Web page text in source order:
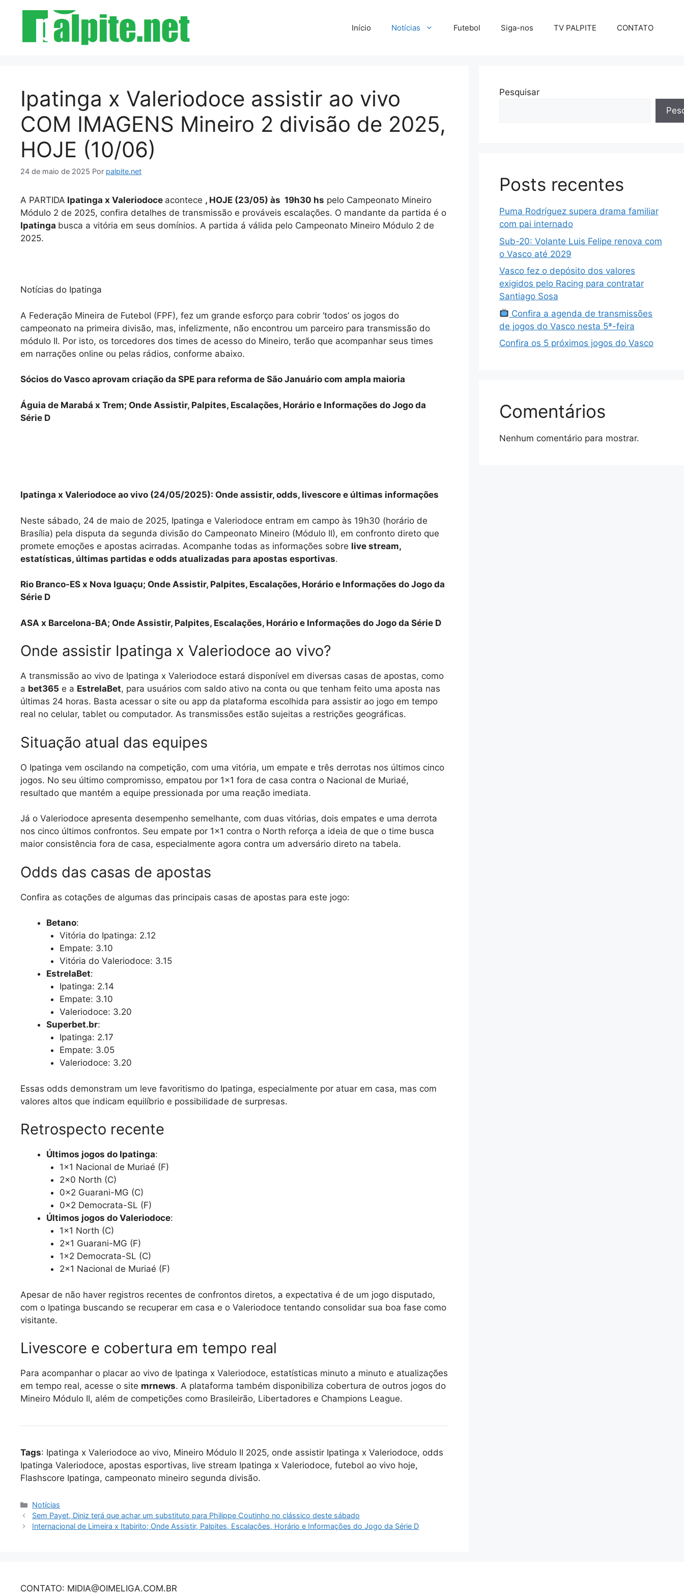
conteúdo
Início Notícias Futebol Siga-nos TV PALPITE CONTATO
Ipatinga x Valeriodoce assistir ao vivo
COM IMAGENS Mineiro 2 divisão de 2025,
HOJE (10/06)
24 de maio de 2025 Por palpite.net
A PARTIDA Ipatinga x Valeriodoce acontece , HOJE (23/05) às 19h30 hs pelo Campeonato Mineiro
Módulo 2 de 2025, confira detalhes de transmissão e prováveis escalações. O mandante da partida é o
Ipatinga busca a vitória em seus domínios. A partida á válida pelo Campeonato Mineiro Módulo 2 de
2025.
Notícias do Ipatinga
A Federação Mineira de Futebol (FPF), fez um grande esforço para cobrir ‘todos’ os jogos do
campeonato na primeira divisão, mas, infelizmente, não encontrou um parceiro para transmissão do
módulo II. Por isto, os torcedores dos times de acesso do Mineiro, terão que acompanhar seus times
em narrações online ou pelas rádios, conforme abaixo.
Sócios do Vasco aprovam criação da SPE para reforma de São Januário com ampla maioria
Águia de Marabá x Trem; Onde Assistir, Palpites, Escalações, Horário e Informações do Jogo da
Série D
Ipatinga x Valeriodoce ao vivo (24/05/2025): Onde assistir, odds, livescore e últimas informações
Neste sábado, 24 de maio de 2025, Ipatinga e Valeriodoce entram em campo às 19h30 (horário de
Brasília) pela disputa da segunda divisão do Campeonato Mineiro (Módulo II), em confronto direto que
promete emoções e apostas acirradas. Acompanhe todas as informações sobre live stream,
estatísticas, últimas partidas e odds atualizadas para apostas esportivas.
Rio Branco-ES x Nova Iguaçu; Onde Assistir, Palpites, Escalações, Horário e Informações do Jogo da
Série D
ASA x Barcelona-BA; Onde Assistir, Palpites, Escalações, Horário e Informações do Jogo da Série D
Onde assistir Ipatinga x Valeriodoce ao vivo?
A transmissão ao vivo de Ipatinga x Valeriodoce estará disponível em diversas casas de apostas, como
a bet365 e a EstrelaBet, para usuários com saldo ativo na conta ou que tenham feito uma aposta nas
últimas 24 horas. Basta acessar o site ou app da plataforma escolhida para assistir ao jogo em tempo
real no celular, tablet ou computador. As transmissões estão sujeitas a restrições geográficas.
Situação atual das equipes
O Ipatinga vem oscilando na competição, com uma vitória, um empate e três derrotas nos últimos cinco
jogos. No seu último compromisso, empatou por 1×1 fora de casa contra o Nacional de Muriaé,
resultado que mantém a equipe pressionada por uma reação imediata.
Já o Valeriodoce apresenta desempenho semelhante, com duas vitórias, dois empates e uma derrota
nos cinco últimos confrontos. Seu empate por 1×1 contra o North reforça a ideia de que o time busca
maior consistência fora de casa, especialmente agora contra um adversário direto na tabela.
Odds das casas de apostas
Confira as cotações de algumas das principais casas de apostas para este jogo:
Betano:
Vitória do Ipatinga: 2.12
Empate: 3.10
Vitória do Valeriodoce: 3.15
EstrelaBet:
Ipatinga: 2.14
Empate: 3.10
Valeriodoce: 3.20
Superbet.br:
Ipatinga: 2.17
Empate: 3.05
Valeriodoce: 3.20
Essas odds demonstram um leve favoritismo do Ipatinga, especialmente por atuar em casa, mas com
valores altos que indicam equilíbrio e possibilidade de surpresas.
Retrospecto recente
Últimos jogos do Ipatinga:
1×1 Nacional de Muriaé (F)
2×0 North (C)
0x2 Guarani-MG (C)
0x2 Democrata-SL (F)
Últimos jogos do Valeriodoce:
1×1 North (C)
2×1 Guarani-MG (F)
1×2 Democrata-SL (C)
2×1 Nacional de Muriaé (F)
Apesar de não haver registros recentes de confrontos diretos, a expectativa é de um jogo disputado,
com o Ipatinga buscando se recuperar em casa e o Valeriodoce tentando consolidar sua boa fase como
visitante.
Livescore e cobertura em tempo real
Para acompanhar o placar ao vivo de Ipatinga x Valeriodoce, estatísticas minuto a minuto e atualizações
em tempo real, acesse o site mrnews. A plataforma também disponibiliza cobertura de outros jogos do
Mineiro Módulo II, além de competições como Brasileirão, Libertadores e Champions League.
Tags: Ipatinga x Valeriodoce ao vivo, Mineiro Módulo II 2025, onde assistir Ipatinga x Valeriodoce, odds
Ipatinga Valeriodoce, apostas esportivas, live stream Ipatinga x Valeriodoce, futebol ao vivo hoje,
Flashscore Ipatinga, campeonato mineiro segunda divisão.
Categorias
Notícias
Sem Payet, Diniz terá que achar um substituto para Philippe Coutinho no clássico deste sábado
Internacional de Limeira x Itabirito; Onde Assistir, Palpites, Escalações, Horário e Informações do Jogo da Série D
Pesquisar
Posts recentes
Puma Rodríguez supera drama familiar
com pai internado
Sub-20: Volante Luis Felipe renova com
o Vasco até 2029
Vasco fez o depósito dos valores
exigidos pelo Racing para contratar
Santiago Sosa
Confira a agenda de transmissões
de jogos do Vasco nesta 5ª-feira
Confira os 5 próximos jogos do Vasco
Comentários
Nenhum comentário para mostrar.
CONTATO: MIDIA@OIMELIGA.COM.BR